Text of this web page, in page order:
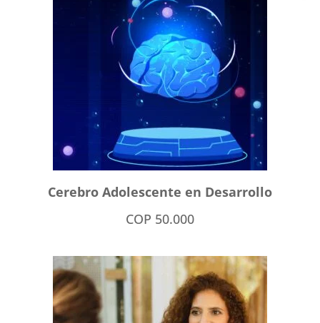
Cerebro Adolescente en Desarrollo
COP 50.000